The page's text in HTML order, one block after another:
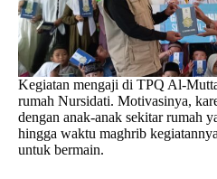
Kegiatan mengaji di TPQ Al-
rumah Nursidati. Motivasinya,
dengan anak-anak sekitar rumah
hingga waktu maghrib
untuk bermain.